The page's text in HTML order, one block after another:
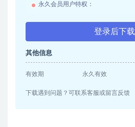
永久会员用户特权：
登录后下载
其他信息
有效期 永久有效
下载遇到问题？可联系客服或留言反馈